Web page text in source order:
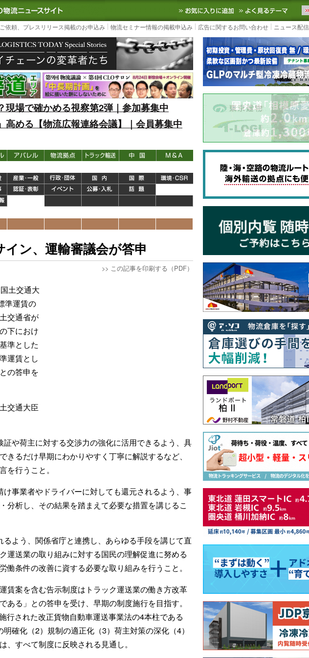
TODAY｜国内最大の物流ニュースサイト3PL, SCMなど国内外の最新の物流ニュースをお届けし
お気に入りに追加 よ
依頼、プレスリリース掲載のお申込み 物流セミナー情報の掲載申込み 広告に関するお問い合わせ ニュース配
現場で確かめる視察第2弾｜参加募集中
高める【物流広報連絡会議】｜会員募集中
ン、運輸審議会が答申
>> この記事を印刷する（PDF）
土交通大
準運賃の
交通省が
下におけ
準とした
運賃とし
の答申を
交通大臣
証や荷主に対する交渉力の強化に活用できるよう、具
きるだけ早期にわかりやすく丁寧に解説するなど、
を行うこと。
け事業者やドライバーに対しても還元されるよう、事
分析し、その結果を踏まえて必要な措置を講じるこ
るよう、関係省庁と連携し、あらゆる手段を講じて直
運送業の取り組みに対する国民の理解促進に努める
働条件の改善に資する必要な取り組みを行うこと。
賃案を含む告示制度はトラック運送業の働き方改革
ある」との答申を受け、早期の制度施行を目指す。
行された改正貨物自動車運送事業法の4本柱である
明確化（2）規制の適正化（3）荷主対策の深化（4）
すべて制度に反映される見通し。